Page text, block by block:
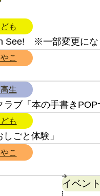
も
See! ※一部変更にな
こ
生
ブ「本の手書きPOP
も
ごと体験」
こ
イベン